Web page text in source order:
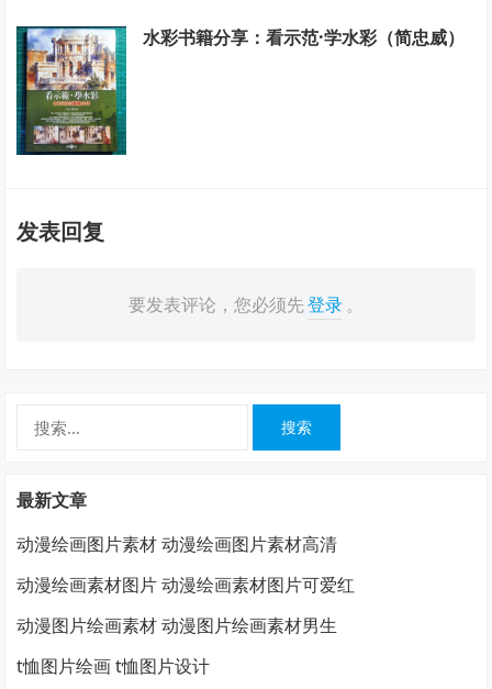
水彩书籍分享：看示范·学水彩（简忠威）
发表回复
要发表评论，您必须先登录。
最新文章
动漫绘画图片素材 动漫绘画图片素材高清
动漫绘画素材图片 动漫绘画素材图片可爱红
动漫图片绘画素材 动漫图片绘画素材男生
t恤图片绘画 t恤图片设计